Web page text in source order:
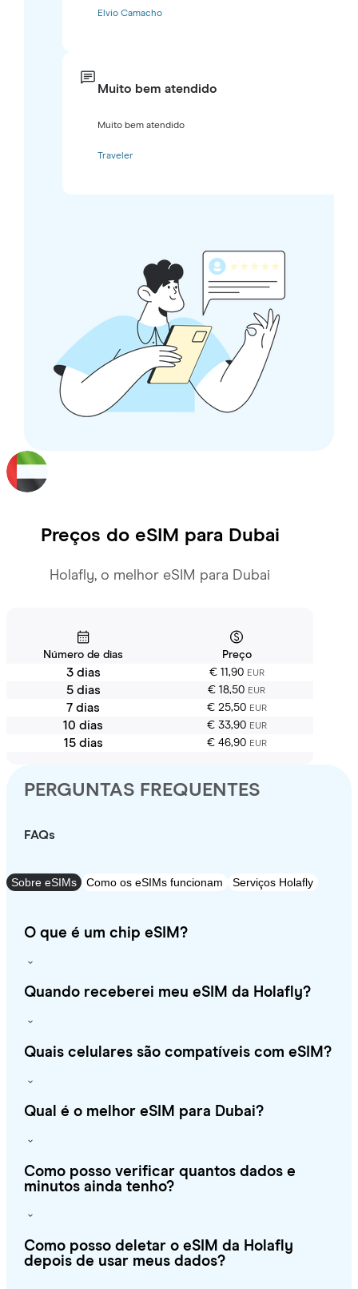
Elvio Camacho
Muito bem atendido
Muito bem atendido
Traveler
Preços do eSIM para Dubai
Holafly, o melhor eSIM para Dubai
Número de dias Preço
3 dias € 11,90 EUR
5 dias € 18,50 EUR
7 dias € 25,50 EUR
10 dias € 33,90 EUR
15 dias € 46,90 EUR
PERGUNTAS FREQUENTES
FAQs
Sobre eSIMs Como os eSIMs funcionam Serviços Holafly
O que é um chip eSIM?
Quando receberei meu eSIM da Holafly?
Quais celulares são compatíveis com eSIM?
Qual é o melhor eSIM para Dubai?
Como posso verificar quantos dados e
minutos ainda tenho?
Como posso deletar o eSIM da Holafly
depois de usar meus dados?